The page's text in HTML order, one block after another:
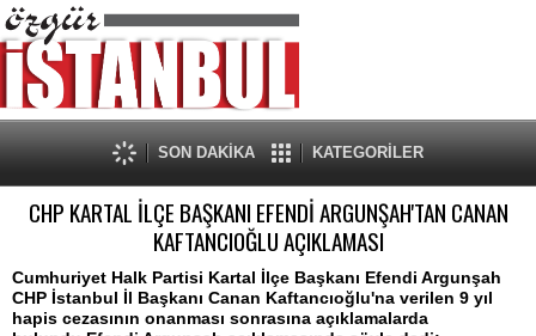
SON DAKİKA KATEGORİLER
CHP KARTAL İLÇE BAŞKANI EFENDİ ARGUNŞAH'TAN CANAN
KAFTANCIOĞLU AÇIKLAMASI
Cumhuriyet Halk Partisi Kartal İlçe Başkanı Efendi Argunşah
CHP İstanbul İl Başkanı Canan Kaftancıoğlu'na verilen 9 yıl
hapis cezasının onanması sonrasına açıklamalarda